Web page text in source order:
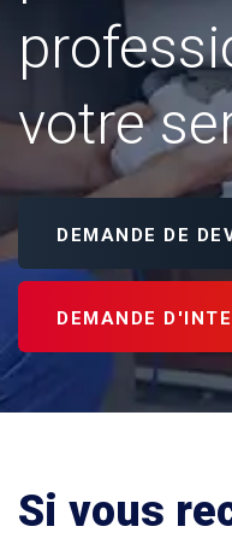
votre
DEMANDE DE
DEMANDE
Si vous